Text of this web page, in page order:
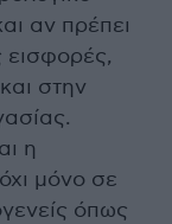
αν πρέπει
εισφορές,
στην
η
μόνο σε
όπως